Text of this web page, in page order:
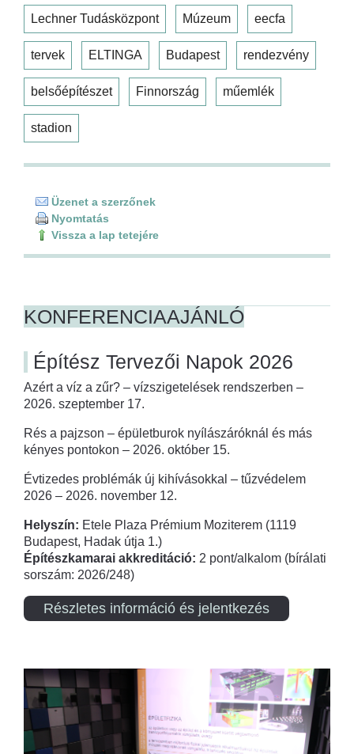
Lechner Tudásközpont Múzeum eecfa
tervek ELTINGA Budapest rendezvény
belsőépítészet Finnország műemlék
stadion
Üzenet a szerzőnek
Nyomtatás
Vissza a lap tetejére
KONFERENCIAAJÁNLÓ
Építész Tervezői Napok 2026
Azért a víz a zűr? – vízszigetelések rendszerben –
2026. szeptember 17.
Rés a pajzson – épületburok nyílászáróknál és más
kényes pontokon – 2026. október 15.
Évtizedes problémák új kihívásokkal – tűzvédelem
2026 – 2026. november 12.
Helyszín: Etele Plaza Prémium Moziterem (1119
Budapest, Hadak útja 1.)
Építészkamarai akkreditáció: 2 pont/alkalom (bírálati
sorszám: 2026/248)
Részletes információ és jelentkezés